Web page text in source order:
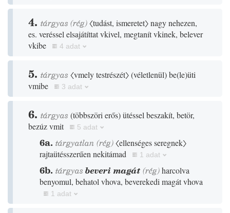
4. tárgyas (rég)〈tudást, ismeretet〉nagy nehezen,
es. veréssel elsajátíttat vkivel, megtanít vkinek, belever
vkibe
4 adat
5. tárgyas 〈vmely testrészét〉(véletlenül)be(le)üti
vmibe
3 adat
6. tárgyas (többszöri erős)ütéssel beszakít, betör,
bezúz vmit
5 adat
6a. tárgyatlan (rég)〈ellenséges seregnek〉
rajtaütésszerűen nekitámad
1 adat
6b. tárgyas beveri magát(rég)harcolva
benyomul, behatol vhova, beverekedi magát vhova
1 adat